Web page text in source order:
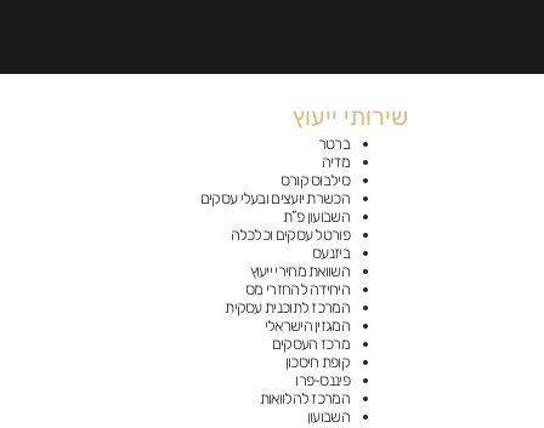
שירותי ייעוץ
ברטר
מדיה
סילבוס קורס
הכשרת יועצים ובעלי עסקים
השבועון פ”ת
פורטל עסקים וכלכלה
ביזנעס
השוואת מחירי ייעוץ
היחידה להחזרי מס
המרכז לתוכנית עסקית
המגזין הישראלי
מרכז העסקים
קופת חיסכון
פיננס-פרו
המרכז להלוואות
השבועון